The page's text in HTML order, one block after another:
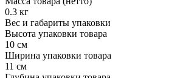
0.3 кг
Вес и габариты упаковки
Высота упаковки товара
10 см
Ширина упаковки товара
11 см